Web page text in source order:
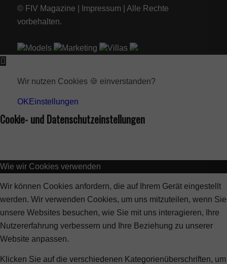
© FIV Magazine | Impressum | Alle Rechte
vorbehalten.
Models Marketing Villas
Wir nutzen Cookies 🍪 einverstanden?
OK Einstellungen
Cookie- und Datenschutzeinstellungen
Wie wir Cookies verwenden
Wir können Cookies anfordern, die auf Ihrem Gerät eingestellt
werden. Wir verwenden Cookies, um uns mitzuteilen, wenn Sie
unsere Websites besuchen, wie Sie mit uns interagieren, Ihre
Nutzererfahrung verbessern und Ihre Beziehung zu unserer
Website anpassen.
Klicken Sie auf die verschiedenen Kategorienüberschriften, um